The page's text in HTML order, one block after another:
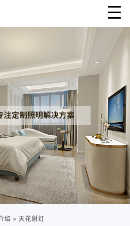
绍 » 天花射灯